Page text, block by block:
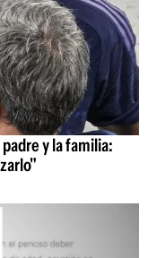
y la familia: